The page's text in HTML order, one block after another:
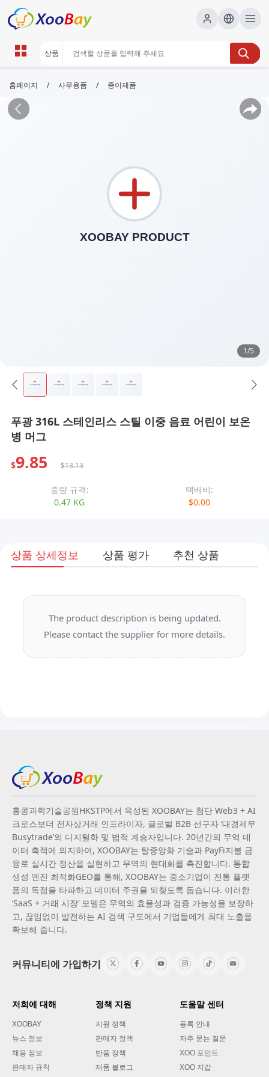
홈페이지 / 사무용품 / 종이제품
1/5
푸광 316L 스테인리스 스틸 이중 음료 어린이 보온
병 머그
$9.85 $13.13
중량 규격:
0.47 KG
택배비:
$0.00
상품 상세정보 상품 평가 추천 상품
The product description is being updated.
Please contact the supplier for more details.
홍콩과학기술공원HKSTP에서 육성된 XOOBAY는 첨단 Web3 + AI
크로스보더 전자상거래 인프라이자, 글로벌 B2B 선구자 ‘대경제무
Busytrade’의 디지털화 및 법적 계승자입니다. 20년간의 무역 데
이터 축적에 의지하여, XOOBAY는 탈중앙화 기술과 PayFi지불 금
융로 실시간 정산을 실현하고 무역의 현대화를 촉진합니다. 통합
생성 엔진 최적화GEO를 통해, XOOBAY는 중소기업이 전통 플랫
폼의 독점을 타파하고 데이터 주권을 되찾도록 돕습니다. 이러한
‘SaaS + 거래 시장’ 모델은 무역의 효율성과 검증 가능성을 보장하
고, 끊임없이 발전하는 AI 검색 구도에서 기업들에게 최대 노출을
확보해 줍니다.
커뮤니티에 가입하기
저희에 대해
XOOBAY
뉴스 정보
채용 정보
판매자 규칙
정책 지원
지원 정책
판매자 정책
반품 정책
제품 블로그
도움말 센터
등록 안내
자주 묻는 질문
XOO 포인트
XOO 지갑